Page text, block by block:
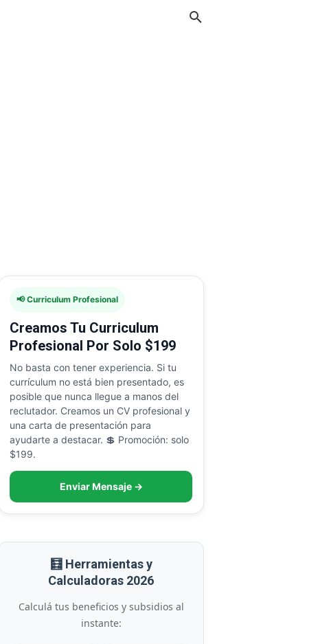
📢 Curriculum Profesional
Creamos Tu Curriculum
Profesional Por Solo $199
No basta con tener experiencia. Si tu
currículum no está bien presentado, es
posible que nunca llegue a manos del
reclutador. Creamos un CV profesional y
una carta de presentación para
ayudarte a destacar. 💲 Promoción: solo
$199.
Enviar Mensaje →
🧮 Herramientas y
Calculadoras 2026
Calculá tus beneficios y subsidios al
instante: